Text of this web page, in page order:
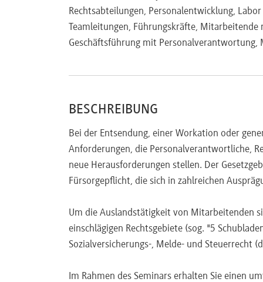
Rechtsabteilungen, Personalentwicklung,
Teamleitungen, Führungskräfte,
Geschäftsführung mit
BESCHREIBUNG
Bei der Entsendung, einer Workation oder
Anforderungen, die Personalverantwortliche,
neue Herausforderungen stellen. Der
Fürsorgepflicht, die sich in zahlreichen
Um die Auslandstätigkeit von Mitarbeitenden
einschlägigen Rechtsgebiete (sog. "5
Sozialversicherungs-, Melde- und Steuerrecht
Im Rahmen des Seminars erhalten Sie einen